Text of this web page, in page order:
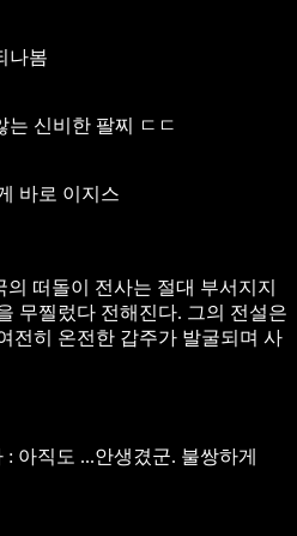
나봄
는 신비한 팔찌 ㄷㄷ
바로 이지스
의 떠돌이 전사는 절대 부서지지
무찔렀다 전해진다. 그의 전설은
전히 온전한 갑주가 발굴되며 사
: 아직도 ...안생겼군. 불쌍하게